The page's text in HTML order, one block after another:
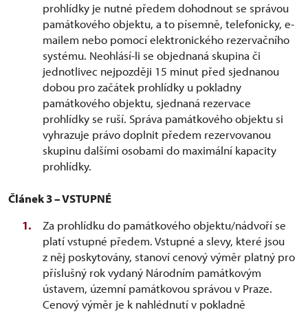
prohlídky je nutné předem dohodnout se správou
památkového objektu, a to písemně, telefonicky, e-
mailem nebo pomocí elektronického rezervačního
systému. Neohlásí-li se objednaná skupina či
jednotlivec nejpozději 15 minut před sjednanou
dobou pro začátek prohlídky u pokladny
památkového objektu, sjednaná rezervace
prohlídky se ruší. Správa památkového objektu si
vyhrazuje právo doplnit předem rezervovanou
skupinu dalšími osobami do maximální kapacity
prohlídky.
Článek 3 – VSTUPNÉ
Za prohlídku do památkového objektu/nádvoří se
platí vstupné předem. Vstupné a slevy, které jsou
z něj poskytovány, stanoví cenový výměr platný pro
příslušný rok vydaný Národním památkovým
ústavem, územní památkovou správou v Praze.
Cenový výměr je k nahlédnutí v pokladně